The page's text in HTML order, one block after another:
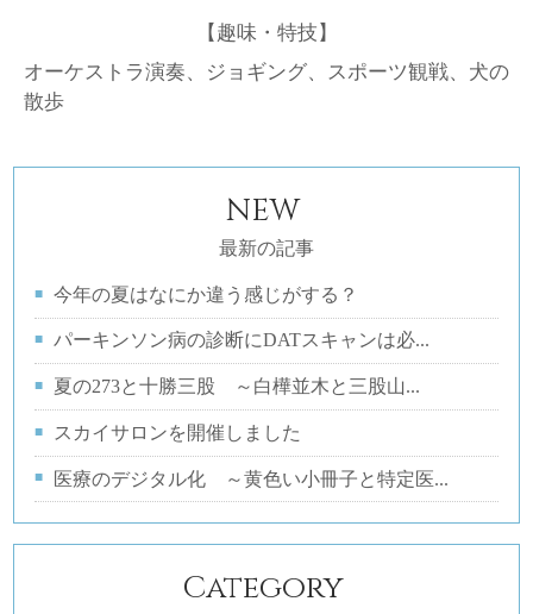
【趣味・特技】
オーケストラ演奏、ジョギング、スポーツ観戦、犬の
散歩
NEW
最新の記事
今年の夏はなにか違う感じがする？
パーキンソン病の診断にDATスキャンは必...
夏の273と十勝三股 ～白樺並木と三股山...
スカイサロンを開催しました
医療のデジタル化 ～黄色い小冊子と特定医...
Category